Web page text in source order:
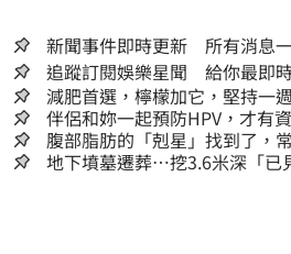
新聞事件即時更新 所有消息一
追蹤訂閱娛樂星聞 給你最即
減肥首選，檸檬加它，堅持一
人生
伴侶和妳一起預防HPV，才有
腹部脂肪的「剋星」找到了，
囊，瘦出小蠻腰
地下墳墓遷葬…挖3.6米深「已